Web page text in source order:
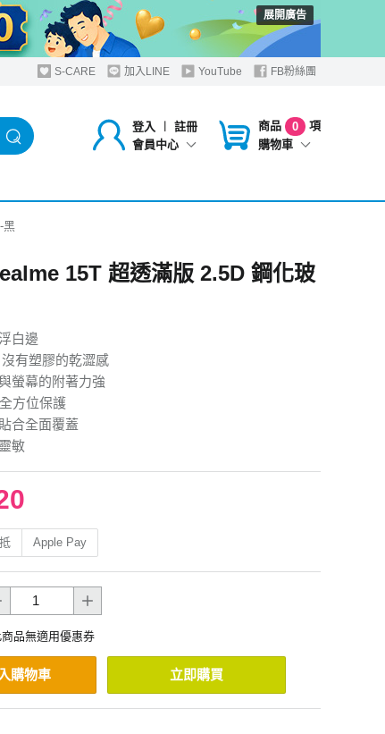
展開廣告
S-CARE 加入LINE YouTube FB粉絲團
登入 ︱
註冊
會員中心
商品 0
項
購物車
黑
15T 超透滿版 2.5D 鋼化玻
白邊
有塑膠的乾澀感
螢幕的附著力強
方位保護
合全面覆蓋
敏
Apple Pay
品無適用優惠券
購物車 立即購買